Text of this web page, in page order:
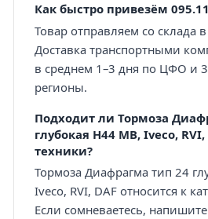
Как быстро привезём
Товар отправляем со склада
Доставка транспортными
в среднем 1–3 дня по ЦФО и
регионы.
Подходит ли Тормоза
глубокая H44 MB, Iveco,
техники?
Тормоза Диафрагма тип 24
Iveco, RVI, DAF относится к
Если сомневаетесь,